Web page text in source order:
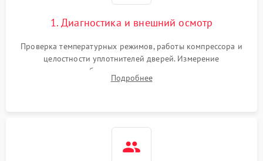
1. Диагностика и внешний осмотр
Проверка температурных режимов, работы компрессора и
целостности уплотнителей дверей. Измерение
сопротивления обмоток мотора, проверка термостата и
считывание кодов ошибок с электронного дисплея.
Подробнее